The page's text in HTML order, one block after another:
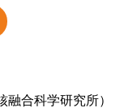
合科学研究所）